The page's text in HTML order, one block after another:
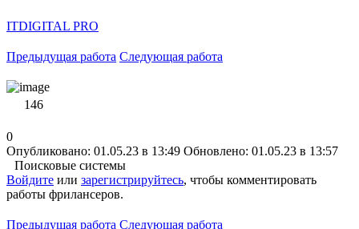
ITDIGITAL PRO
Предыдущая работа Следующая работа
146
0
Опубликовано: 01.05.23 в 13:49 Обновлено: 01.05.23 в 13:57
Поисковые системы
Войдите или зарегистрируйтесь, чтобы комментировать
работы фрилансеров.
Предыдущая работа Следующая работа